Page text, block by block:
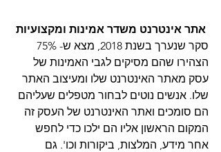
אתר אינטרנט משדר אמינות ומקצועיות
הצהירו שהם מסיקים לגבי האמינות של
עסק מאתר האינטרנט שלו ומעיצוב האתר
שלו. אנשים נוטים לבחור מטפלים שעליהם
הם סומכים ואתר האינטרנט של העסק זה
המקום הראשון אליו הם ילכו כדי לחפש
אחר מידע, המלצות, ביקורות וכו'. גם